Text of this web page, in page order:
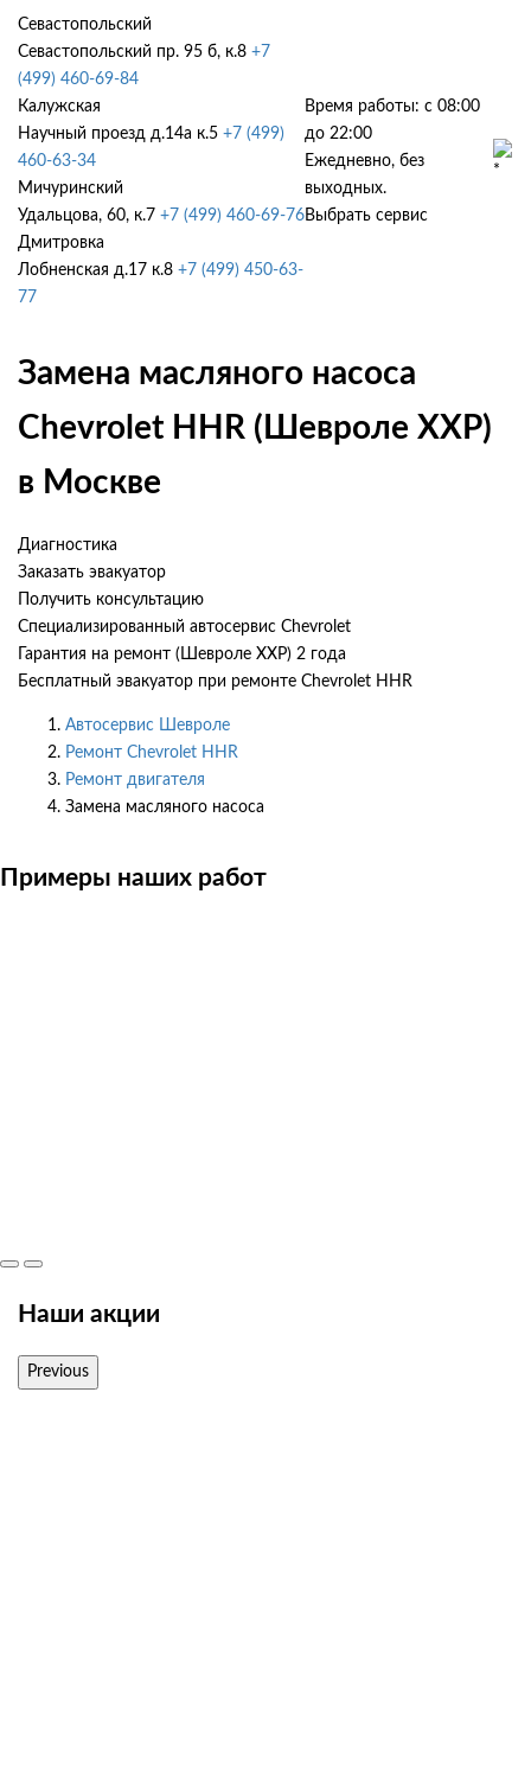
Севастопольский
Севастопольский пр. 95 б, к.8 +7
(499) 460-69-84
Калужская
Научный проезд д.14а к.5 +7 (499)
460-63-34
Мичуринский
Удальцова, 60, к.7 +7 (499) 460-69-76
Дмитровка
Лобненская д.17 к.8 +7 (499) 450-63-
77
Время работы: с 08:00
до 22:00
Ежедневно, без
выходных.
Выбрать сервис
Замена масляного насоса
Chevrolet HHR (Шевроле ХХР)
в Москве
Диагностика
Заказать эвакуатор
Получить консультацию
Специализированный автосервис Chevrolet
Гарантия на ремонт (Шевроле ХХР) 2 года
Бесплатный эвакуатор при ремонте Chevrolet HHR
Автосервис Шевроле
Ремонт Chevrolet HHR
Ремонт двигателя
Замена масляного насоса
Примеры наших работ
Наши акции
Previous